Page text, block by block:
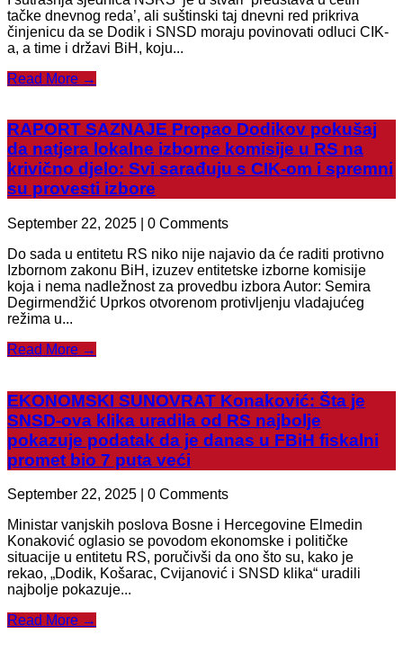
tačke dnevnog reda’, ali suštinski taj dnevni red prikriva
činjenicu da se Dodik i SNSD moraju povinovati odluci CIK-
a, a time i državi BiH, koju...
Read More →
RAPORT SAZNAJE Propao Dodikov pokušaj
da natjera lokalne izborne komisije u RS na
krivično djelo: Svi sarađuju s CIK-om i spremni
su provesti izbore
September 22, 2025 | 0 Comments
Do sada u entitetu RS niko nije najavio da će raditi protivno
Izbornom zakonu BiH, izuzev entitetske izborne komisije
koja i nema nadležnost za provedbu izbora Autor: Semira
Degirmendžić Uprkos otvorenom protivljenju vladajućeg
režima u...
Read More →
EKONOMSKI SUNOVRAT Konaković: Šta je
SNSD-ova klika uradila od RS najbolje
pokazuje podatak da je danas u FBiH fiskalni
promet bio 7 puta veći
September 22, 2025 | 0 Comments
Ministar vanjskih poslova Bosne i Hercegovine Elmedin
Konaković oglasio se povodom ekonomske i političke
situacije u entitetu RS, poručivši da ono što su, kako je
rekao, „Dodik, Košarac, Cvijanović i SNSD klika“ uradili
najbolje pokazuje...
Read More →